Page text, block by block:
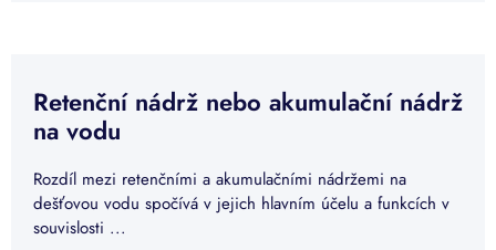
Retenční nádrž nebo akumulační nádrž
na vodu
Rozdíl mezi retenčními a akumulačními nádržemi na
dešťovou vodu spočívá v jejich hlavním účelu a funkcích v
souvislosti ...